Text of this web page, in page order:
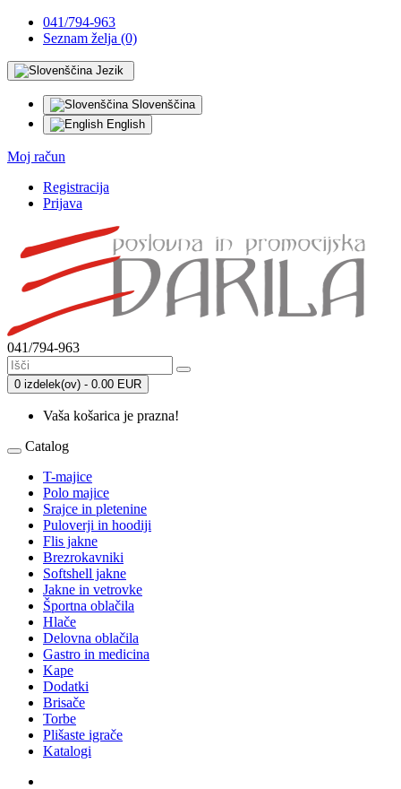
041/794-963
Seznam želja (0)
Jezik
Slovenščina
English
Moj račun
Registracija
Prijava
041/794-963
0 izdelek(ov) - 0.00 EUR
Vaša košarica je prazna!
Catalog
T-majice
Polo majice
Srajce in pletenine
Puloverji in hoodiji
Flis jakne
Brezrokavniki
Softshell jakne
Jakne in vetrovke
Športna oblačila
Hlače
Delovna oblačila
Gastro in medicina
Kape
Dodatki
Brisače
Torbe
Plišaste igrače
Katalogi